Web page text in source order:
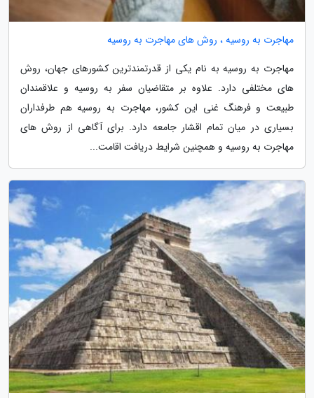
مهاجرت به روسیه ، روش های مهاجرت به روسیه
مهاجرت به روسیه به نام یکی از قدرتمندترین کشورهای جهان، روش
های مختلفی دارد. علاوه بر متقاضیان سفر به روسیه و علاقمندان
طبیعت و فرهنگ غنی این کشور، مهاجرت به روسیه هم طرفداران
بسیاری در میان تمام اقشار جامعه دارد. برای آگاهی از روش های
مهاجرت به روسیه و همچنین شرایط دریافت اقامت...